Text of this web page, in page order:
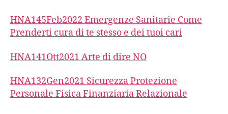
HNA145Feb2022 Emergenze Sanitarie Come
Prenderti cura di te stesso e dei tuoi cari
HNA141Ott2021 Arte di dire NO
HNA132Gen2021 Sicurezza Protezione
Personale Fisica Finanziaria Relazionale